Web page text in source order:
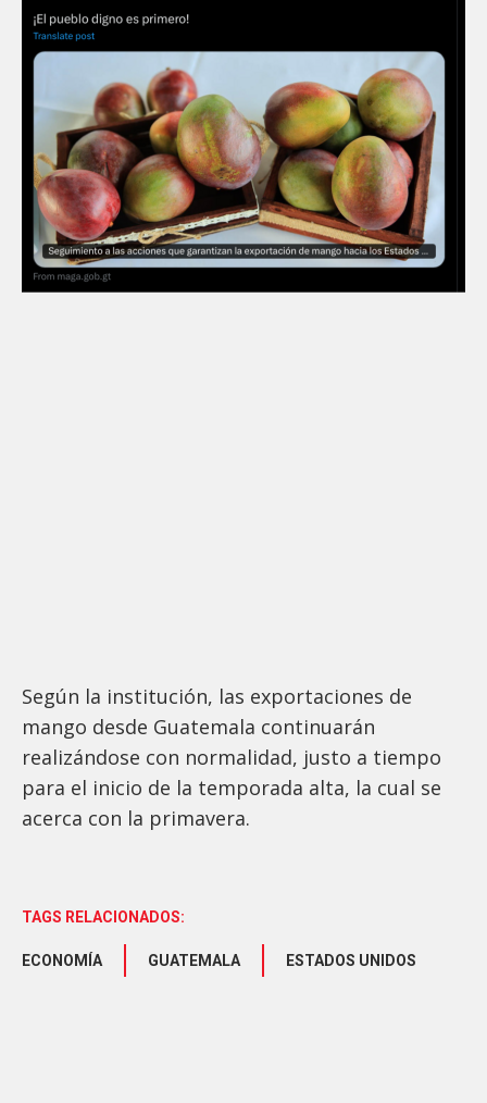
Según la institución, las exportaciones de
mango desde Guatemala continuarán
realizándose con normalidad, justo a tiempo
para el inicio de la temporada alta, la cual se
acerca con la primavera.
TAGS RELACIONADOS:
ECONOMÍA GUATEMALA ESTADOS UNIDOS